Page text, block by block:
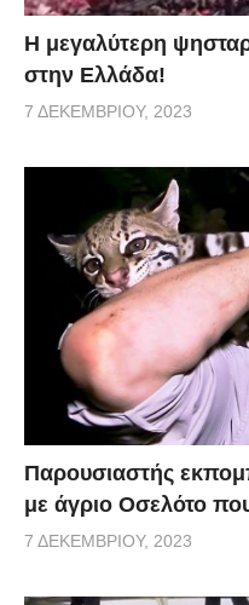
Η μεγαλύτερη
στην Ελλάδα!
7 ΔΕΚΕΜΒΡΊΟΥ, 2023
Παρουσιαστής
με άγριο Οσελότο
7 ΔΕΚΕΜΒΡΊΟΥ, 2023